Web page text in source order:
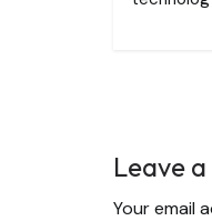
Leave
Your email